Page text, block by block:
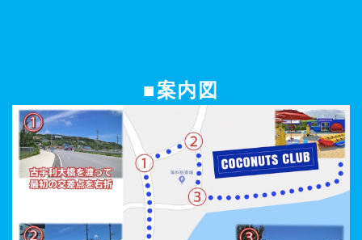
■案内図